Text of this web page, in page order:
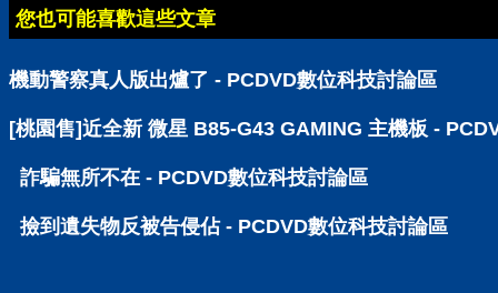
您也可能喜歡這些文章
機動警察真人版出爐了 - PCDVD數位科技討論區
[桃園售]近全新 微星 B85-G43 GAMING 主機板 -
詐騙無所不在 - PCDVD數位科技討論區
撿到遺失物反被告侵佔 - PCDVD數位科技討論區